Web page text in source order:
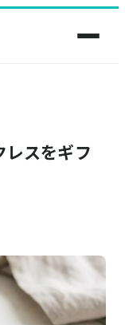
レスをギフ